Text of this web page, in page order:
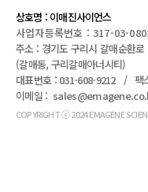
니다. Long Term Live Imaging 고급
Incubation
오가노이드
살아있는 다앙햔 3D
운 광시트 기술을
유지하면서 고해
습니다.
플
레
이
어
00:00
동
영
상호명 : 이매진사이언스
사업자등록번호 : 317-03-
주소 : 경기도 구리시 갈매순환
(갈매동, 구리갈매아너시티)
대표번호 : 031-608-9212 / 팩
이메일 :
COPYRIGHT ⓒ 2024 EMAGENE